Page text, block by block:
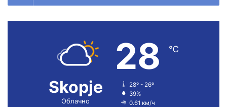
Skopje
Облачно
28 ℃
28º - 26º
39%
0.61 км/ч